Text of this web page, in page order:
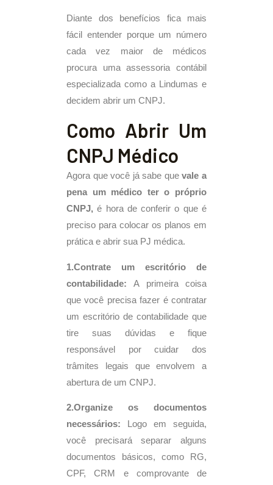
Diante dos benefícios fica mais
fácil entender porque um número
cada vez maior de médicos
procura uma assessoria contábil
especializada como a Lindumas e
decidem abrir um CNPJ.
Como Abrir Um
CNPJ Médico
Agora que você já sabe quevale a
pena um médico ter o próprio
CNPJ, é hora de conferir o que é
preciso para colocar os planos em
prática e abrir sua PJ médica.
1.Contrate um escritório de
contabilidade:A primeira coisa
que você precisa fazer é contratar
um escritório de contabilidade que
tire suas dúvidas e fique
responsável por cuidar dos
trâmites legais que envolvem a
abertura de um CNPJ.
2.Organize os documentos
necessários:
Logo em seguida,
você precisará separar alguns
documentos básicos, como RG,
CPF, CRM e comprovante de